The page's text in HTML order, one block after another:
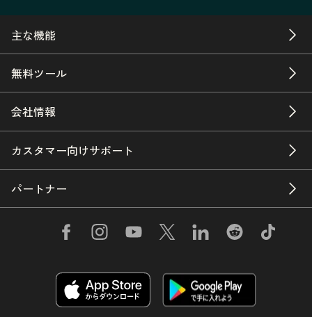
主な機能
無料ツール
会社情報
カスタマー向けサポート
パートナー